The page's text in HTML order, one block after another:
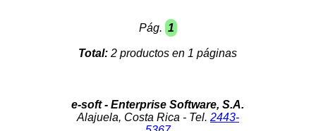
Pág. 1
Total: 2 productos en 1 páginas
e-soft - Enterprise Software, S.A.
Alajuela, Costa Rica - Tel. 2443-